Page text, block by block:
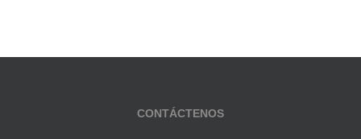
CONTÁCTENOS